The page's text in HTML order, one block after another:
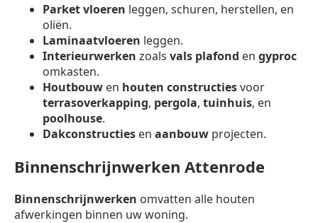
Parket vloeren leggen, schuren, herstellen, en
oliën.
Laminaatvloeren leggen.
Interieurwerken zoals vals plafond en gyproc
omkasten.
Houtbouw en houten constructiesvoor
terrasoverkapping, pergola, tuinhuis, en
poolhouse.
Dakconstructies en aanbouw projecten.
Binnenschrijnwerken Attenrode
Binnenschrijnwerken omvatten alle houten
afwerkingen binnen uw woning.